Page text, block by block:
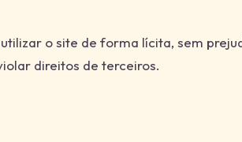
o site de forma lícita, sem
direitos de terceiros.